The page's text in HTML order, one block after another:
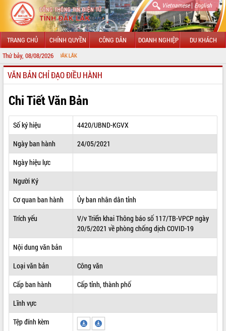
Vietnamese| English
TRANG CHỦ CHÍNH QUYỀN CÔNG DÂN DOANH NGHIỆP DU KHÁCH
Thứ bảy, 08/08/2026
GIỚI THIỆU
LÃNH ĐẠO UBND TỈNH
TIN TỨC SỰ KIỆN
SỞ, BAN, NGÀNH
THÔNG TIN CHỈ ĐẠO ĐIỀU HÀNH
HỆ THỐNG VĂN BẢN
VĂN BẢN HĐND TỈNH
ĐIỂM TIN VĂN BẢN
VĂN BẢN CHỈ ĐẠO ĐIỀU HÀNH
Chi Tiết Văn Bản
Số ký hiệu
4420/UBND-KGVX
Ngày ban hành
24/05/2021
Ngày hiệu lực
Người Ký
Cơ quan ban hành
Ủy ban nhân dân tỉnh
Trích yếu
V/v Triển khai Thông báo số 117/TB-VPCP ngày
20/5/2021 về phòng chống dịch COVID-19
Nội dung văn bản
Loại văn bản
Công văn
Cấp ban hành
Cấp tỉnh, thành phố
Lĩnh vực
Tệp đính kèm